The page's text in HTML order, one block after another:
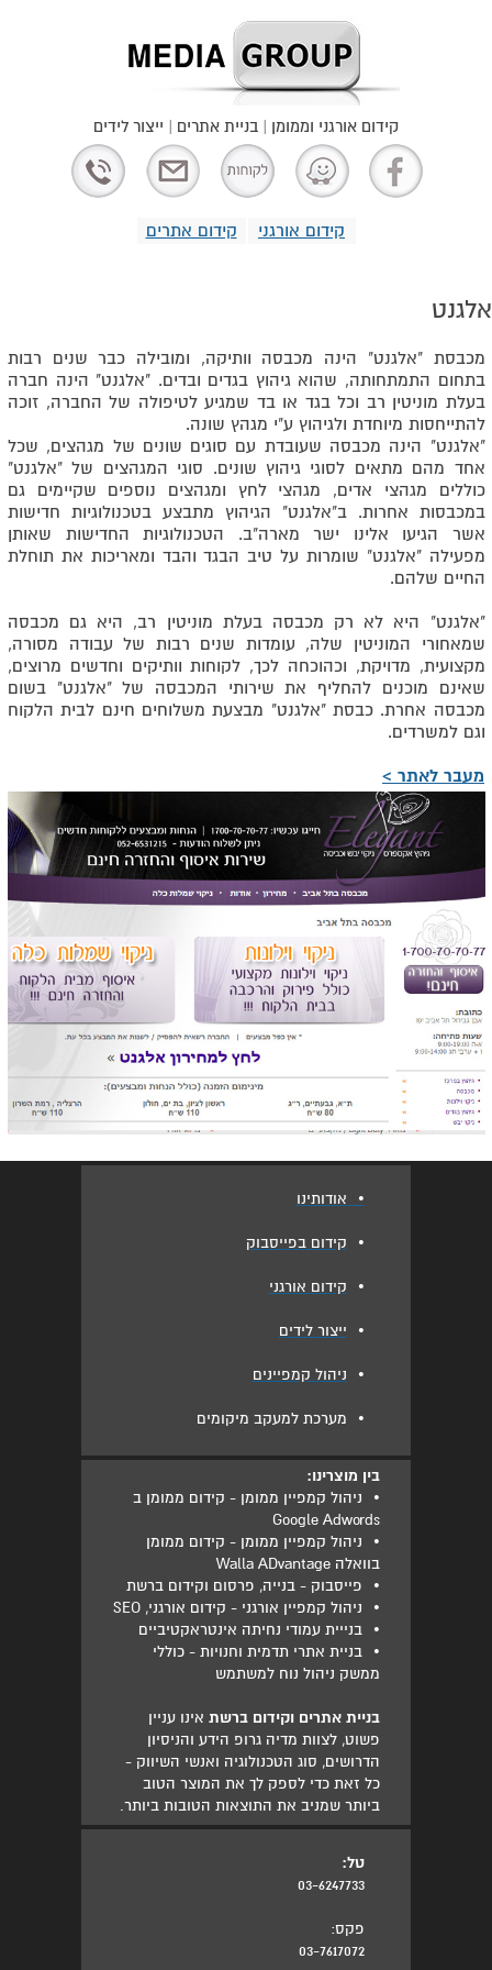
קידום אורגני קידום אתרים
קידום אורגני וממומן | בניית אתרים | ייצור לידים
אלגנט
מכבסת "אלגנט" הינה מכבסה וותיקה, ומובילה כבר שנים רבות
בתחום התמתחותה, שהוא גיהוץ בגדים ובדים. "אלגנט" הינה חברה
בעלת מוניטין רב וכל בגד או בד שמגיע לטיפולה של החברה, זוכה
להתייחסות מיוחדת ולגיהוץ ע"י מגהץ שונה.
"אלגנט" הינה מכבסה שעובדת עם סוגים שונים של מגהצים, שכל
אחד מהם מתאים לסוגי גיהוץ שונים. סוגי המגהצים של "אלגנט"
כוללים מגהצי אדים, מגהצי לחץ ומגהצים נוספים שקיימים גם
במכבסות אחרות. ב"אלגנט" הגיהוץ מתבצע בטכנולוגיות חדישות
אשר הגיעו אלינו ישר מארה"ב. הטכנולוגיות החדישות שאותן
מפעילה "אלגנט" שומרות על טיב הבגד והבד ומאריכות את תוחלת
החיים שלהם.
"אלגנט" היא לא רק מכבסה בעלת מוניטין רב, היא גם מכבסה
שמאחורי המוניטין שלה, עומדות שנים רבות של עבודה מסורה,
מקצועית, מדויקת, וכהוכחה לכך, לקוחות וותיקים וחדשים מרוצים,
שאינם מוכנים להחליף את שירותי המכבסה של "אלגנט" בשום
מכבסה אחרת. כבסת "אלגנט" מבצעת משלוחים חינם לבית הלקוח
וגם למשרדים.
מעבר לאתר >
בין מוצרינו:
•
ניהול קמפיין ממומן - קידום ממומן ב
Google Adwords
•
ניהול קמפיין ממומן - קידום ממומן
בוואלה Walla ADvantage
• פייסבוק - בנייה, פרסום וקידום ברשת
• ניהול קמפיין אורגני - קידום אורגני, SEO
• בנייית עמודי נחיתה אינטראקטיביים
•
בניית אתרי תדמית וחנויות - כוללי
ממשק ניהול נוח למשתמש
בניית אתרים וקידום ברשתאינו עניין
פשוט, לצוות מדיה גרופ הידע והניסיון
הדרושים, סוג הטכנולוגיה ואנשי השיווק -
כל זאת כדי לספק לך את המוצר הטוב
ביותר שמניב את התוצאות הטובות ביותר.
• אודותינו
• קידום בפייסבוק
• קידום אורגני
• ייצור לידים
• ניהול קמפיינים
• מערכת למעקב מיקומים
טל:
03-6247733
פקס:
03-7617072